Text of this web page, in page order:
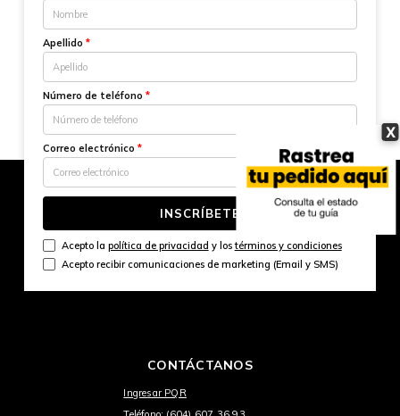
X
Apellido *
Número de teléfono *
Correo electrónico *
INSCRÍBETE
Acepto la política de privacidad y lostérminos y condiciones
Acepto recibir comunicaciones de marketing (Email y SMS)
CONTÁCTANOS
Ingresar PQR